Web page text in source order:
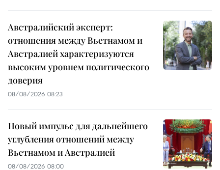
Австралийский эксперт:
отношения между Вьетнамом и
Австралией характеризуются
высоким уровнем политического
доверия
08/08/2026 08:23
Новый импульс для дальнейшего
углубления отношений между
Вьетнамом и Австралией
08/08/2026 08:00